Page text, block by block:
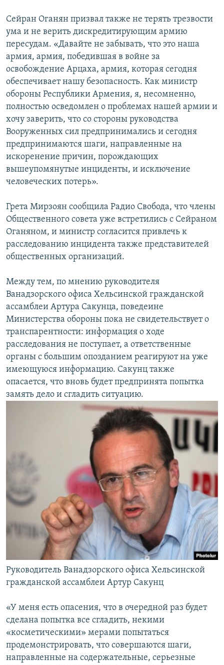
Сейран Оганян призвал также не терять трезвости
ума и не верить дискредитирующим армию
пересудам. «Давайте не забывать, что это наша
армия, армия, победившая в войне за
освобождение Арцаха, армия, которая сегодня
обеспечивает нашу безопасность. Как министр
обороны Республики Армения, я, несомненно,
полностью осведомлен о проблемах нашей армии и
хочу заверить, что со стороны руководства
Вооруженных сил предпринимались и сегодня
предпринимаются шаги, направленные на
искоренение причин, порождающих
вышеупомянутые инциденты, и исключение
человеческих потерь».
Грета Мирзоян сообщила Радио Свобода, что члены
Общественного совета уже встретились с Сейраном
Оганяном, и министр согласится привлечь к
расследованию инцидента также представителей
общественных организаций.
Между тем, по мнению руководителя
Ванадзорского офиса Хельсинской гражданской
ассамблеи Артура Сакунца, поведеине
Министерства обороны пока не свидетельствует о
транспарентности: информация о ходе
расследования не поступает, а ответственные
органы с большим опозданием реагируют на уже
имеющуюся информацию. Сакунц также
опасается, что вновь будет предпринята попытка
замять дело и сгладить ситуацию.
Руководитель Ванадзорского офиса Хельсинской
гражданской ассамблеи Артур Сакунц
«У меня есть опасения, что в очередной раз будет
сделана попытка все сгладить, некими
«косметическими» мерами попытаться
продемонстрировать, что совершаются шаги,
направленные на содержательные, серьезные